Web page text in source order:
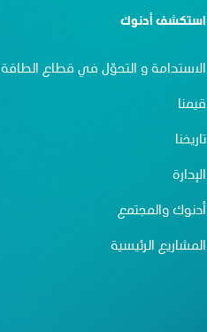
استكشف أدنوك
الاستدامة و التحوّل في قطاع الطاقة
قيمنا
تاريخنا
الإدارة
أدنوك والمجتمع
المشاريع الرئيسية